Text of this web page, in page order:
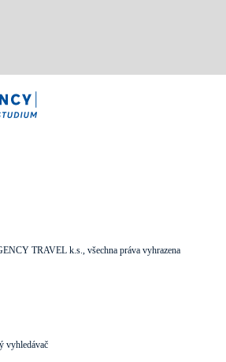
TRAVEL k.s., všechna práva vyhrazena
vyhledávač